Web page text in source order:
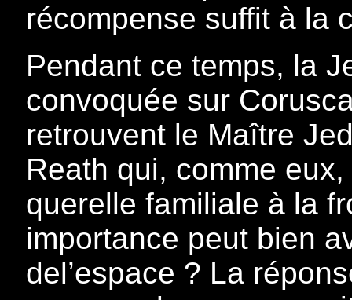
récompense suffit à la
Pendant ce temps, la
convoquée sur
retrouvent le Maître
Reath qui, comme
querelle familiale à la
importance peut bien
del’espace ? La